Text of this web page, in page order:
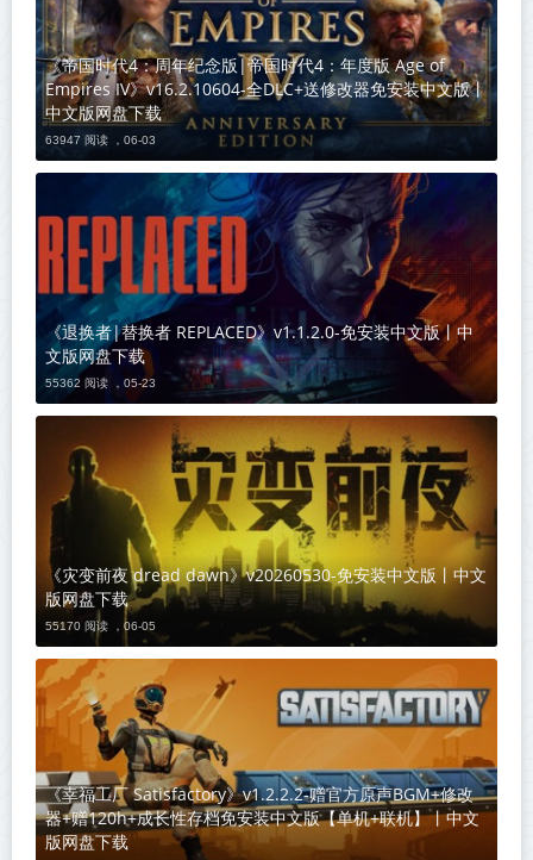
《帝国时代4：周年纪念版|帝国时代4：年度版 Age of
Empires IV》v16.2.10604-全DLC+送修改器免安装中文版丨
中文版网盘下载
63947 阅读 ， 06-03
《退换者|替换者 REPLACED》v1.1.2.0-免安装中文版丨中
文版网盘下载
55362 阅读 ， 05-23
《灾变前夜 dread dawn》v20260530-免安装中文版丨中文
版网盘下载
55170 阅读 ， 06-05
《幸福工厂 Satisfactory》v1.2.2.2-赠官方原声BGM+修改
器+赠120h+成长性存档免安装中文版【单机+联机】丨中文
版网盘下载